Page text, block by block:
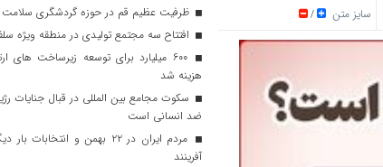
سایز متن /
ظرفیت عظیم قم در حوزه گردشگری سلامت
افتتاح سه مجتمع تولیدی در منطقه ویژه
۶۰۰ میلیارد برای توسعه زیرساخت های
هزینه شد
سکوت مجامع بین المللی در قبال جنایات
ضد انسانی است
مردم ایران در ۲۲ بهمن و
آفرینند